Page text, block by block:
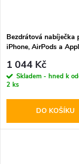
Bezdrátová nabíječka
iPhone, AirPods a
A43 MagSafe Black
1 044 Kč
Skladem - hned k
2 ks
DO KOŠÍKU